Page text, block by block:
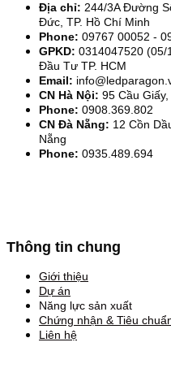
Địa chỉ: 244/3A Đường
Đức, TP. Hồ Chí Minh
Phone: 09767 00052 -
GPKD: 0314047520 (05/
Đầu Tư TP. HCM
Email:
CN Hà Nội: 95 Cầu
Phone: 0908.369.802
CN Đà Nẵng: 12 Cồn
Nẵng
Phone: 0935.489.694
Thông tin chung
Giới thiệu
Dự án
Năng lực sản xuất
Chứng nhận & Tiêu
Liên hệ